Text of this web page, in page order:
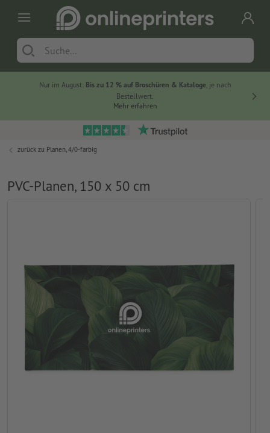
Nur im August: Bis zu 12 % auf Broschüren & Kataloge, je nach
Bestellwert.
Mehr erfahren
zurück zu Planen, 4/0-farbig
PVC-Planen, 150 x 50 cm